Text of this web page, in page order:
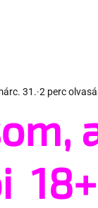
18+
31. 2 perc